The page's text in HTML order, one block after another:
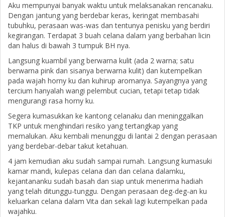
Aku mempunyai banyak waktu untuk melaksanakan rencanaku.
Dengan jantung yang berdebar keras, keringat membasahi
tubuhku, perasaan was-was dan tentunya penisku yang berdiri
kegirangan. Terdapat 3 buah celana dalam yang berbahan licin
dan halus di bawah 3 tumpuk BH nya.
Langsung kuambil yang berwarna kulit (ada 2 warna; satu
berwarna pink dan sisanya berwarna kulit) dan kutempelkan
pada wajah horny ku dan kuhirup aromanya. Sayangnya yang
tercium hanyalah wangi pelembut cucian, tetapi tetap tidak
mengurangi rasa horny ku.
Segera kumasukkan ke kantong celanaku dan meninggalkan
TKP untuk menghindari resiko yang tertangkap yang
memalukan. Aku kembali menunggu di lantai 2 dengan perasaan
yang berdebar-debar takut ketahuan.
4 jam kemudian aku sudah sampai rumah. Langsung kumasuki
kamar mandi, kulepas celana dan dan celana dalamku,
kejantananku sudah basah dan siap untuk menerima hadiah
yang telah ditunggu-tunggu. Dengan perasaan deg-deg-an ku
keluarkan celana dalam Vita dan sekali lagi kutempelkan pada
wajahku.